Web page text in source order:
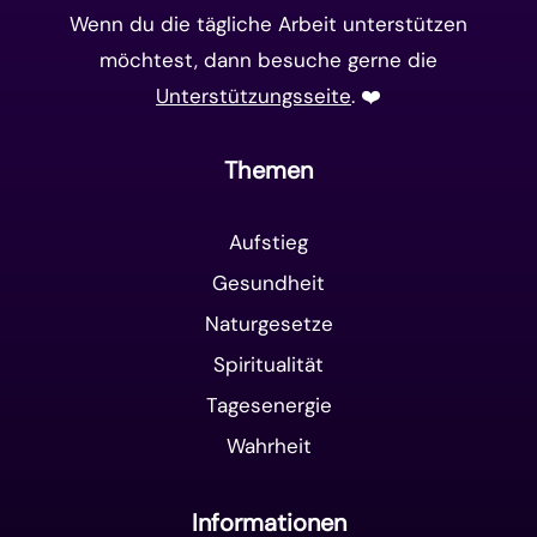
Wenn du die tägliche Arbeit unterstützen
möchtest, dann besuche gerne die
Unterstützungsseite. ❤️️
Themen
Aufstieg
Gesundheit
Naturgesetze
Spiritualität
Tagesenergie
Wahrheit
Informationen